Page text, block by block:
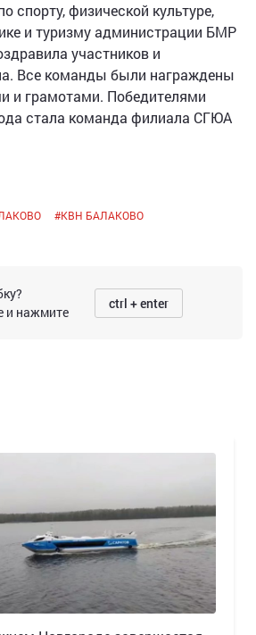
спорту, физической культуре,
и туризму администрации БМР
участников и
Все команды были награждены
и грамотами. Победителями
стала команда филиала СГЮА
#КВН БАЛАКОВО
и нажмите
ctrl + enter